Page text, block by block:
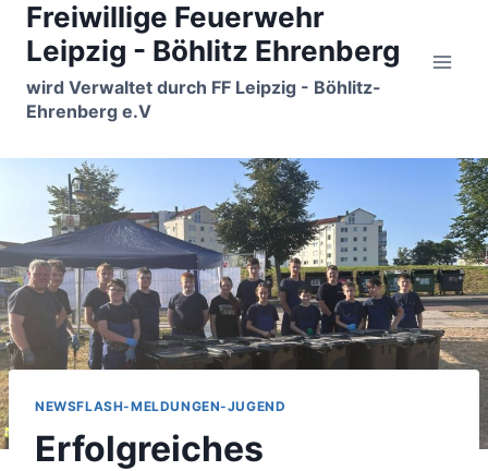
Zum
Inhalt
springen
Freiwillige Feuerwehr
Leipzig - Böhlitz Ehrenberg
wird Verwaltet durch FF Leipzig - Böhlitz-
Ehrenberg e.V
NEWSFLASH-MELDUNGEN-JUGEND
Erfolgreiches